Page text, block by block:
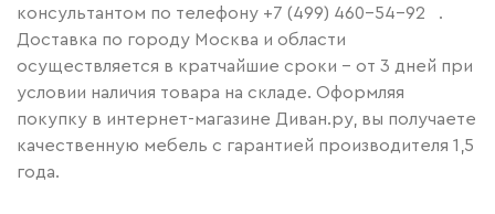
консультантом по телефону +7 (499) 460-54-92
.
Доставка по городу Москва и области
осуществляется в кратчайшие сроки – от 3 дней при
условии наличия товара на складе. Оформляя
покупку в интернет-магазине Диван.ру, вы получаете
качественную мебель с гарантией производителя 1,5
года.